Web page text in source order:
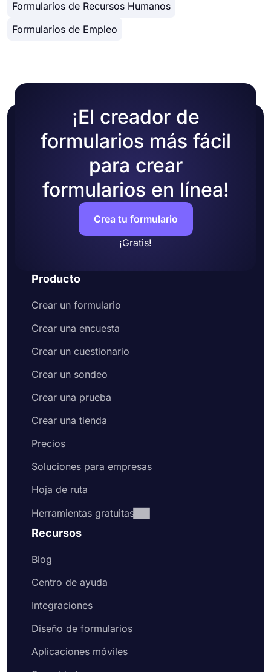
● Agregue condiciones a las preguntas de su
la perfección en cualquier dispositivo. ¡Empiece
hoy mismo a crear encuestas en línea gratuitas y
recopile respuestas fácilmente!
Formularios de Recursos Humanos
Formularios de Empleo
¡El creador de
formularios más fácil
para crear
formularios en línea!
Crea tu formulario
¡Gratis!
Producto
Crear un formulario
Crear una encuesta
Crear un cuestionario
Crear un sondeo
Crear una prueba
Crear una tienda
Precios
Soluciones para empresas
Hoja de ruta
Herramientas gratuitas
Recursos
Blog
Centro de ayuda
Integraciones
Diseño de formularios
Aplicaciones móviles